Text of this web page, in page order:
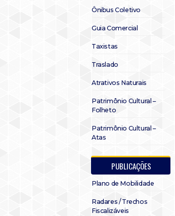
Ônibus Coletivo
Guia Comercial
Taxistas
Traslado
Atrativos Naturais
Patrimônio Cultural –
Folheto
Patrimônio Cultural –
Atas
PUBLICAÇÕES
Plano de Mobilidade
Radares / Trechos
Fiscalizáveis